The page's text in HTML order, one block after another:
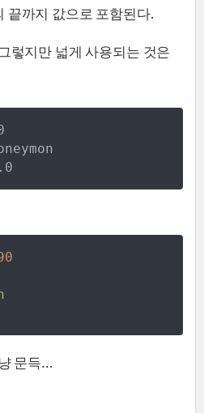
끝까지 값으로 포함된다.
렇지만 넓게 사용되는 것은
문득…​